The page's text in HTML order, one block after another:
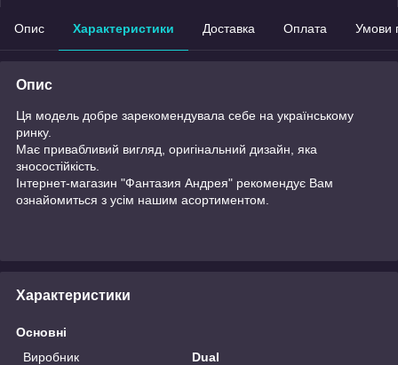
Опис Характеристики Доставка Оплата Умови
Опис
Ця модель добре зарекомендувала себе на українському
ринку.
Має привабливий вигляд, оригінальний дизайн, яка
зносостійкість.
Інтернет-магазин "Фантазия Андрея" рекомендує Вам
ознайомиться з усім нашим асортиментом.
Характеристики
Основні
Виробник
Dual